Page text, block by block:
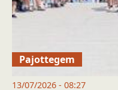
Pajottegem
13/07/2026 - 08:27